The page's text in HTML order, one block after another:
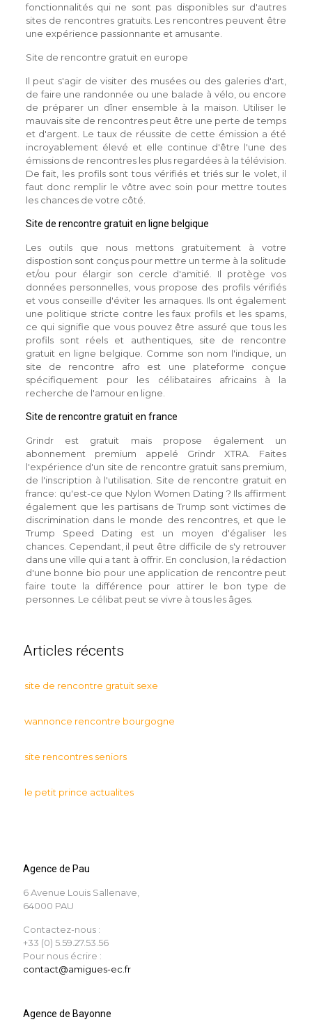
fonctionnalités qui ne sont pas disponibles sur d'autres
sites de rencontres gratuits. Les rencontres peuvent être
une expérience passionnante et amusante.
Site de rencontre gratuit en europe
Il peut s'agir de visiter des musées ou des galeries d'art,
de faire une randonnée ou une balade à vélo, ou encore
de préparer un dîner ensemble à la maison. Utiliser le
mauvais site de rencontres peut être une perte de temps
et d'argent. Le taux de réussite de cette émission a été
incroyablement élevé et elle continue d'être l'une des
émissions de rencontres les plus regardées à la télévision.
De fait, les profils sont tous vérifiés et triés sur le volet, il
faut donc remplir le vôtre avec soin pour mettre toutes
les chances de votre côté.
Site de rencontre gratuit en ligne belgique
Les outils que nous mettons gratuitement à votre
dispostion sont conçus pour mettre un terme à la solitude
et/ou pour élargir son cercle d'amitié. Il protège vos
données personnelles, vous propose des profils vérifiés
et vous conseille d'éviter les arnaques. Ils ont également
une politique stricte contre les faux profils et les spams,
ce qui signifie que vous pouvez être assuré que tous les
profils sont réels et authentiques, site de rencontre
gratuit en ligne belgique. Comme son nom l'indique, un
site de rencontre afro est une plateforme conçue
spécifiquement pour les célibataires africains à la
recherche de l'amour en ligne.
Site de rencontre gratuit en france
Grindr est gratuit mais propose également un
abonnement premium appelé Grindr XTRA. Faites
l'expérience d'un site de rencontre gratuit sans premium,
de l'inscription à l'utilisation. Site de rencontre gratuit en
france: qu'est-ce que Nylon Women Dating ? Ils affirment
également que les partisans de Trump sont victimes de
discrimination dans le monde des rencontres, et que le
Trump Speed Dating est un moyen d'égaliser les
chances. Cependant, il peut être difficile de s'y retrouver
dans une ville qui a tant à offrir. En conclusion, la rédaction
d'une bonne bio pour une application de rencontre peut
faire toute la différence pour attirer le bon type de
personnes. Le célibat peut se vivre à tous les âges.
Articles récents
site de rencontre gratuit sexe
wannonce rencontre bourgogne
site rencontres seniors
le petit prince actualites
Agence de Pau
6 Avenue Louis Sallenave,
64000 PAU
Contactez-nous :
+33 (0) 5.59.27.53.56
Pour nous écrire :
contact@amigues-ec.fr
Agence de Bayonne